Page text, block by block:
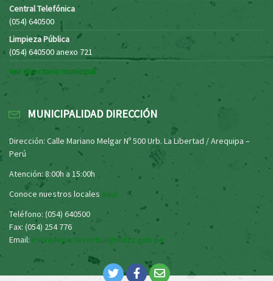
Central Telefónica
(054) 640500
Limpieza Pública
(054) 640500 anexo 721
Ver directorio municipal
MUNICIPALIDAD DIRECCIÓN
Dirección: Calle Mariano Melgar Nº 500 Urb. La Libertad / Arequipa –
Perú
Atención: 8:00h a 15:00h
Conoce nuestros locales aquí
Teléfono: (054) 640500
Fax: (054) 254 776
Email: mesadepartesvirtual@mdcc.gob.pe